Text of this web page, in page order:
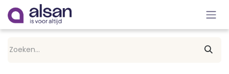
Overslaan naar inhoud